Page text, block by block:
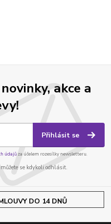
akce a
Přihlásit se
údajůza účelem rozesílky newsletteru.
se kdykoli odhlásit.
DO 14 DNŮ